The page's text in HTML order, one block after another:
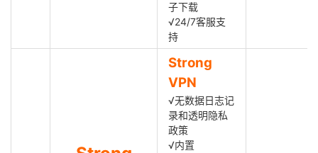
子下载
√24/7客服支
持
Strong
VPN
√无数据日志记
录和透明隐私
政策
√内置